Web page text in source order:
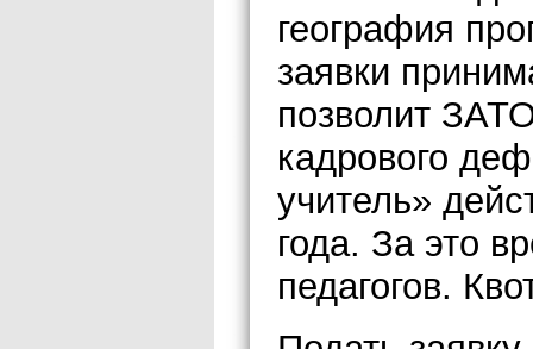
география
заявки
позволит
кадрового
учитель»
года. За это
педагогов.